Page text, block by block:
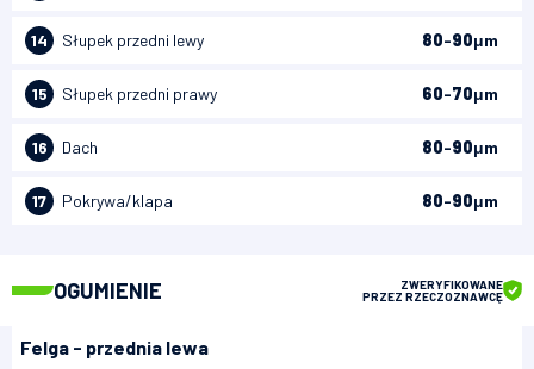
14 Słupek przedni lewy 80-90μm
15 Słupek przedni prawy 60-70μm
16 Dach 80-90μm
17 Pokrywa/klapa 80-90μm
OGUMIENIE
ZWERYFIKOWANE
PRZEZ RZECZOZNAWCĘ
Felga - przednia lewa